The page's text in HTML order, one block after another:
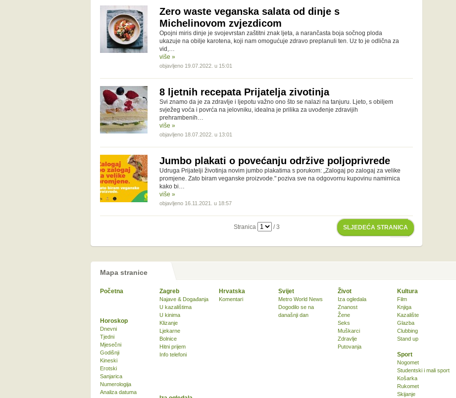
Zero waste veganska salata od dinje s
Michelinovom zvjezdicom
Opojni miris dinje je svojevrstan zaštitni znak ljeta, a narančasta boja sočnog ploda
ukazuje na obilje karotena, koji nam omogućuje zdravo preplanuli ten. Uz to je odlična za
vid,…
više »
objavljeno 19.07.2022. u 15:01
8 ljetnih recepata Prijatelja zivotinja
Svi znamo da je za zdravlje i ljepotu važno ono što se nalazi na tanjuru. Ljeto, s obiljem
svježeg voća i povrća na jelovniku, idealna je prilika za uvođenje zdravijih
prehrambenih…
više »
objavljeno 18.07.2022. u 13:01
Jumbo plakati o povećanju održive poljoprivrede
Udruga Prijatelji životinja novim jumbo plakatima s porukom: „Zalogaj po zalogaj za velike
promjene. Zato biram veganske proizvode." poziva sve na odgovornu kupovinu namirnica
kako bi…
više »
objavljeno 16.11.2021. u 18:57
SLJEDEĆA STRANICA
Stranica / 3
Mapa stranice
Početna Zagreb
Najave & Događanja
U kazalištima
U kinima
Klizanje
Ljekarne
Bolnice
Hitni prijem
Info telefoni
Hrvatska
Komentari
Svijet
Metro World News
Dogodilo se na
današnji dan
Život
Iza ogledala
Znanost
Žene
Seks
Muškarci
Zdravlje
Putovanja
Kultura
Film
Knjiga
Kazalište
Glazba
Clubbing
Stand up
Sport
Nogomet
Studentski i mali sport
Košarka
Rukomet
Skijanje
Horoskop
Dnevni
Tjedni
Mjesečni
Godišnji
Kineski
Erotski
Sanjarica
Numerologija
Analiza datuma